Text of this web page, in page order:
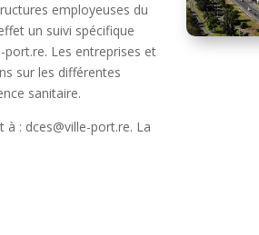
employeuses du
un suivi spécifique
port.re. Les entreprises et
sur les différentes
sanitaire.
: dces@ville-port.re. La